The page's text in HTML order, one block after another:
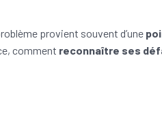
provient souvent d’une
comment reconnaître ses